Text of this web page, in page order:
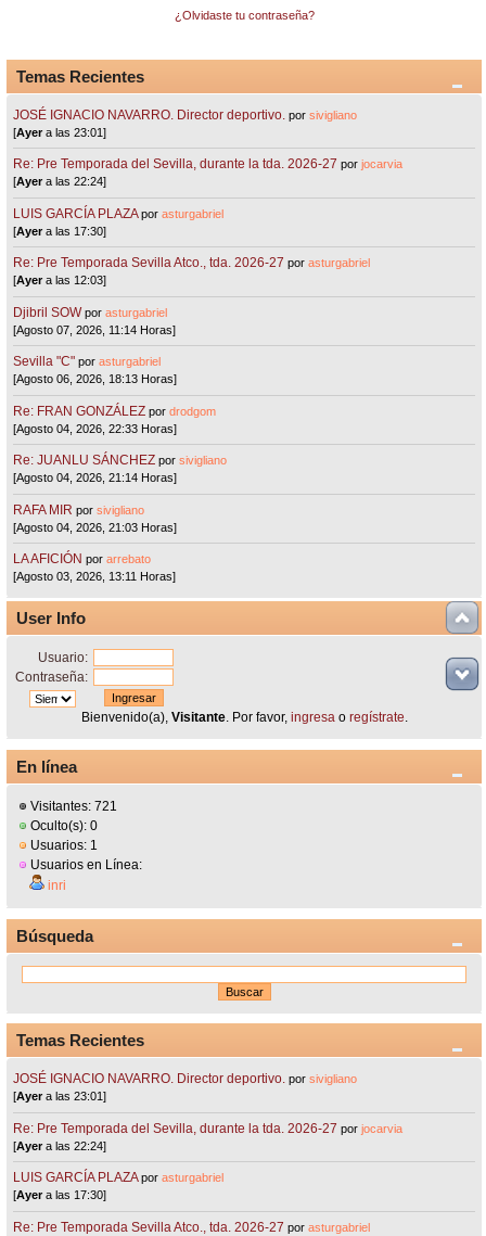
¿Olvidaste tu contraseña?
Temas Recientes
JOSÉ IGNACIO NAVARRO. Director deportivo. porsivigliano
[Ayera las 23:01]
Re: Pre Temporada del Sevilla, durante la tda. 2026-27 porjocarvia
[Ayera las 22:24]
LUIS GARCÍA PLAZA porasturgabriel
[Ayera las 17:30]
Re: Pre Temporada Sevilla Atco., tda. 2026-27 porasturgabriel
[Ayera las 12:03]
Djibril SOW porasturgabriel
[Agosto 07, 2026, 11:14 Horas]
Sevilla "C"porasturgabriel
[Agosto 06, 2026, 18:13 Horas]
Re: FRAN GONZÁLEZ pordrodgom
[Agosto 04, 2026, 22:33 Horas]
Re: JUANLU SÁNCHEZ porsivigliano
[Agosto 04, 2026, 21:14 Horas]
RAFA MIR porsivigliano
[Agosto 04, 2026, 21:03 Horas]
LA AFICIÓN porarrebato
[Agosto 03, 2026, 13:11 Horas]
User Info
Usuario:
Contraseña:
Bienvenido(a), Visitante. Por favor, ingresao regístrate.
En línea
Visitantes: 721
Oculto(s): 0
Usuarios: 1
Usuarios en Línea:
inri
Búsqueda
Temas Recientes
JOSÉ IGNACIO NAVARRO. Director deportivo. porsivigliano
[Ayera las 23:01]
Re: Pre Temporada del Sevilla, durante la tda. 2026-27 porjocarvia
[Ayera las 22:24]
LUIS GARCÍA PLAZA porasturgabriel
[Ayera las 17:30]
Re: Pre Temporada Sevilla Atco., tda. 2026-27 porasturgabriel